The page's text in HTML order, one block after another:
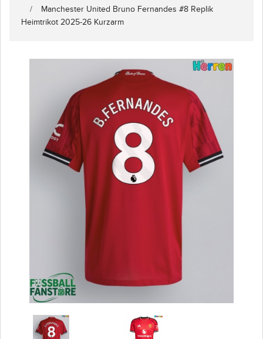
Manchester United Bruno Fernandes #8 Replik
Heimtrikot 2025-26 Kurzarm